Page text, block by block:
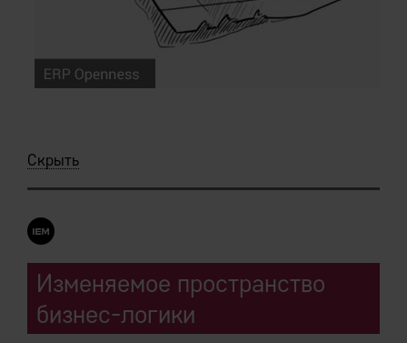
Скрыть
Изменяемое пространство
бизнес-логики